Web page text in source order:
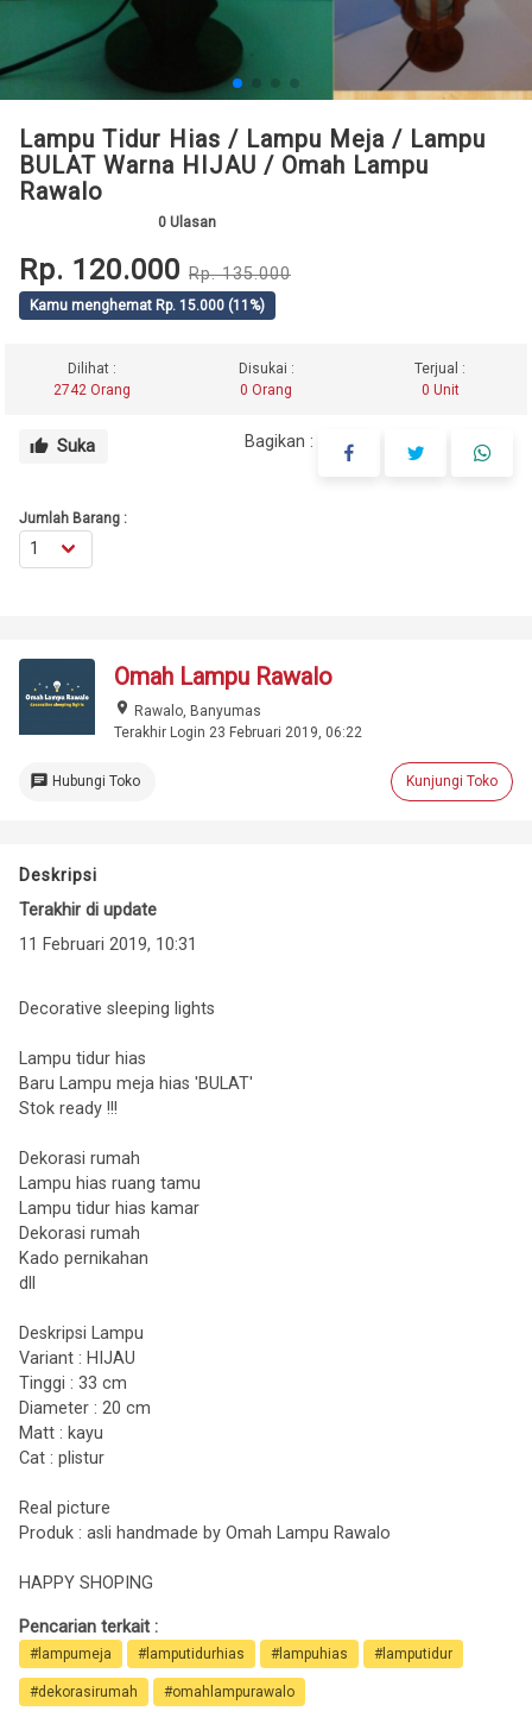
Lampu Tidur Hias / Lampu Meja / Lampu
BULAT Warna HIJAU / Omah Lampu
Rawalo
0 Ulasan
Rp. 120.000 Rp. 135.000
Kamu menghemat Rp. 15.000 (11%)
Dilihat :
2742 Orang
Disukai :
0 Orang
Terjual :
0 Unit
thumb_up Suka Bagikan :
Jumlah Barang :
Omah Lampu Rawalo
place Rawalo, Banyumas
Terakhir Login 23 Februari 2019, 06:22
chat Hubungi Toko Kunjungi Toko
Deskripsi
Terakhir di update
11 Februari 2019, 10:31
Decorative sleeping lights
Lampu tidur hias
Baru Lampu meja hias 'BULAT'
Stok ready !!!
Dekorasi rumah
Lampu hias ruang tamu
Lampu tidur hias kamar
Dekorasi rumah
Kado pernikahan
dll
Deskripsi Lampu
Variant : HIJAU
Tinggi : 33 cm
Diameter : 20 cm
Matt : kayu
Cat : plistur
Real picture
Produk : asli handmade by Omah Lampu Rawalo
HAPPY SHOPING
Pencarian terkait :
#lampumeja #lamputidurhias #lampuhias #lamputidur
#dekorasirumah #omahlampurawalo